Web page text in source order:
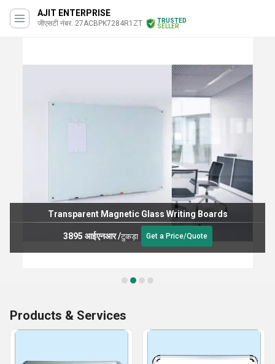
AJIT ENTERPRISE
जीएसटी नंबर. 27ACBPK7284R1ZT
TRUSTED
SELLER
Transparent Magnetic Glass Writing Boards
3895 आईएनआर/टुकड़ा Get a Price/Quote
Products & Services